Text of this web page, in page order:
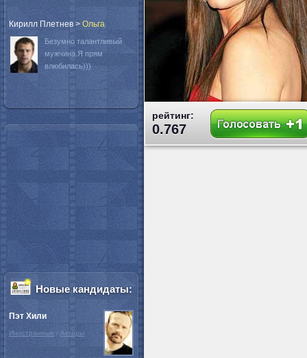
рейтинг:
0.767
Кирилл Плетнев > Oльга
Безумно талантливый
мужчина.Я прям
влюбилась)))
Новые кандидаты:
Пэт Хили
Иностранные / Актёры